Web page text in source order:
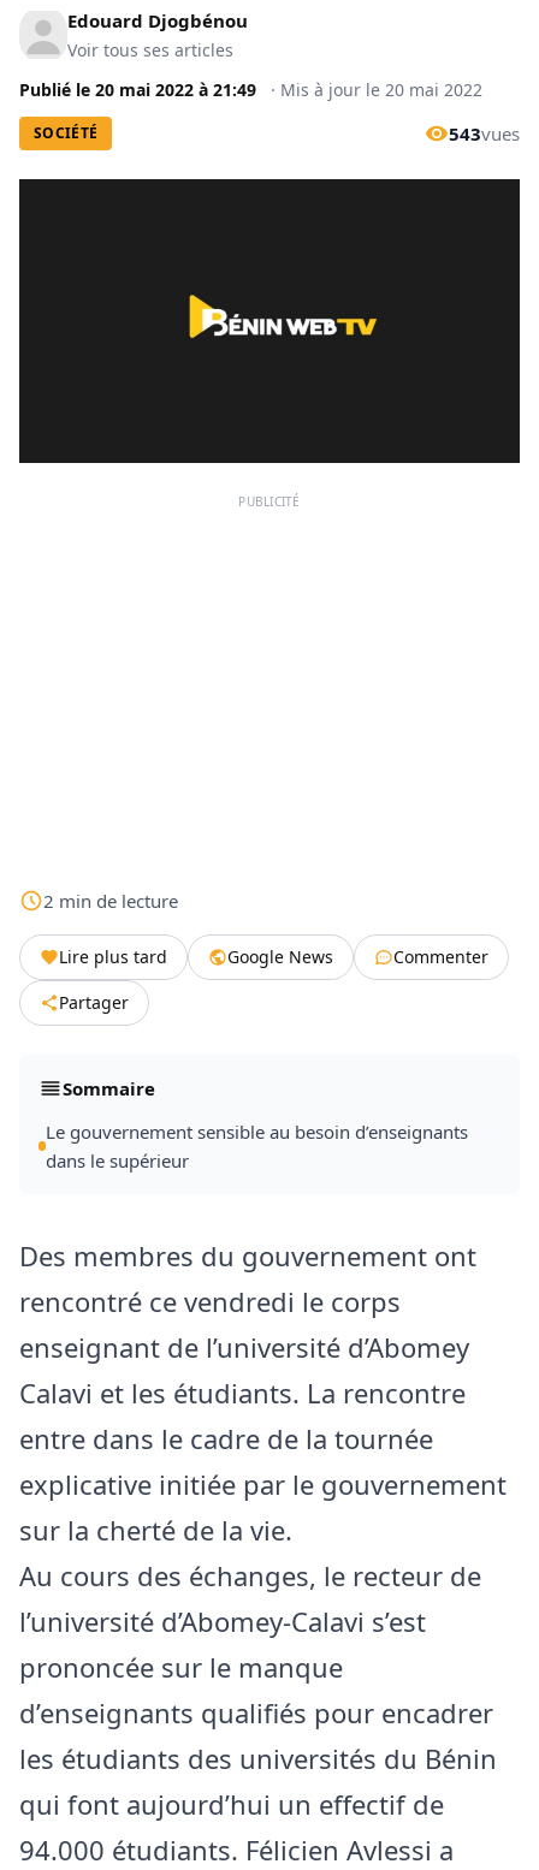
Edouard Djogbénou
Voir tous ses articles
Publié le 20 mai 2022 à 21:49 · Mis à jour le 20 mai 2022
SOCIÉTÉ 543vues
PUBLICITÉ
2 min de lecture
Lire plus tard Google News
Commenter
Partager
Sommaire
Le gouvernement sensible au besoin d’enseignants
dans le supérieur
Des membres du gouvernement ont
rencontré ce vendredi le corps
enseignant de l’université d’Abomey
Calavi et les étudiants. La rencontre
entre dans le cadre de la tournée
explicative initiée par le gouvernement
sur la cherté de la vie.
Au cours des échanges, le recteur de
l’université d’Abomey-Calavi s’est
prononcée sur le manque
d’enseignants qualifiés pour encadrer
les étudiants des universités du Bénin
qui font aujourd’hui un effectif de
94.000 étudiants. Félicien Avlessi a